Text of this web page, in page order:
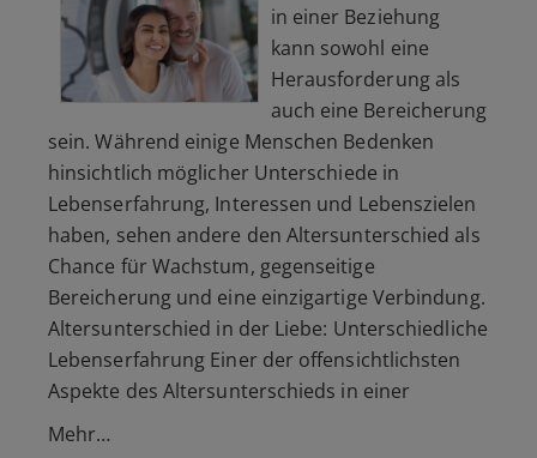
in einer Beziehung
kann sowohl eine
Herausforderung als
auch eine Bereicherung
sein. Während einige Menschen Bedenken
hinsichtlich möglicher Unterschiede in
Lebenserfahrung, Interessen und Lebenszielen
haben, sehen andere den Altersunterschied als
Chance für Wachstum, gegenseitige
Bereicherung und eine einzigartige Verbindung.
Altersunterschied in der Liebe: Unterschiedliche
Lebenserfahrung Einer der offensichtlichsten
Aspekte des Altersunterschieds in einer
Mehr…